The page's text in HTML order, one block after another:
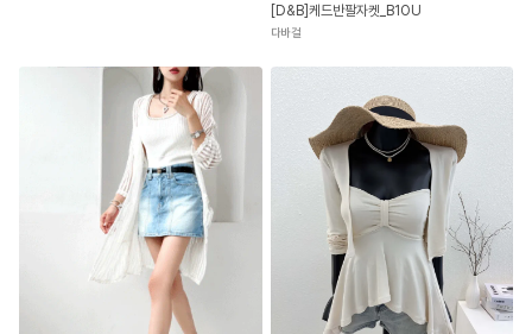
[D&B]케드반팔자켓_B1OU
다바걸